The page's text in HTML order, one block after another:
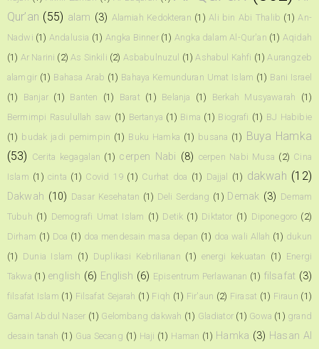
Qur’an (55) alam (3) Alamiah Kedokteran (1) Ali bin Abi Thalib (1) An-
Nadwi (1) Andalusia (1) Angka Binner (1) Angka dalam Al-Qur'an (1) Aqidah
(1) Ar Narini (2) As Sinkili (2) Asbabulnuzul (1) Ashabul Kahfi (1) Aurangzeb
alamgir (1) Bahasa Arab (1) Bahaya Kemunduran Umat Islam (1) Bani Israel
(1)
Banjar (1) Banten (1) Barat (1) Belanja (1) Berkah Musyawarah
(1)
Bermimpi Rasulullah saw (1) Bertanya (1) Bima (1) Biografi (1) BJ Habibie
(1) budak jadi pemimpin (1) Buku Hamka (1) busana (1) Buya Hamka
(53) Cerita kegagalan (1) cerpen Nabi (8) cerpen Nabi Musa (2) Cina
Islam (1) cinta (1) Covid 19 (1) Curhat doa (1) Dajjal (1) dakwah (12)
Dakwah (10) Dasar Kesehatan (1) Deli Serdang (1) Demak (3) Demam
Tubuh (1) Demografi Umat Islam (1) Detik (1) Diktator (1) Diponegoro (2)
Dirham (1) Doa (1) doa mendesain masa depan (1) doa wali Allah (1) dukun
(1) Dunia Islam (1) Duplikasi Kebrilianan (1) energi kekuatan (1) Energi
Takwa (1) english (6) English (6) Episentrum Perlawanan (1) filsafat (3)
filsafat Islam (1) Filsafat Sejarah (1) Fiqh (1) Fir'aun (2) Firasat (1) Firaun (1)
Gamal Abdul Naser (1) Gelombang dakwah (1) Gladiator (1) Gowa (1) grand
desain tanah (1) Gua Secang (1) Haji (1) Haman (1) Hamka (3) Hasan Al